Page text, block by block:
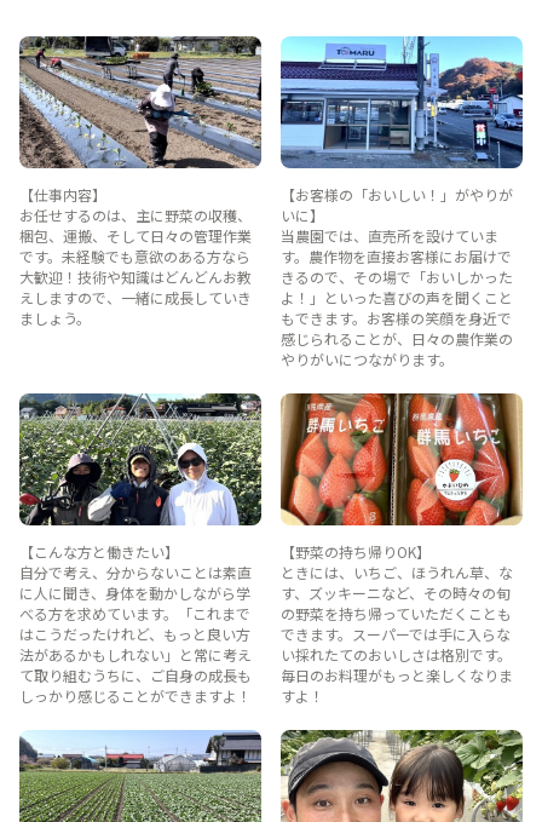
【仕事内容】
お任せするのは、主に野菜の収穫、
梱包、運搬、そして日々の管理作業
です。未経験でも意欲のある方なら
大歓迎！技術や知識はどんどんお教
えしますので、一緒に成長していき
ましょう。
【お客様の「おいしい！」がやりが
いに】
当農園では、直売所を設けていま
す。農作物を直接お客様にお届けで
きるので、その場で「おいしかった
よ！」といった喜びの声を聞くこと
もできます。お客様の笑顔を身近で
感じられることが、日々の農作業の
やりがいにつながります。
【こんな方と働きたい】
自分で考え、分からないことは素直
に人に聞き、身体を動かしながら学
べる方を求めています。「これまで
はこうだったけれど、もっと良い方
法があるかもしれない」と常に考え
て取り組むうちに、ご自身の成長も
しっかり感じることができますよ！
【野菜の持ち帰りOK】
ときには、いちご、ほうれん草、な
す、ズッキーニなど、その時々の旬
の野菜を持ち帰っていただくことも
できます。スーパーでは手に入らな
い採れたてのおいしさは格別です。
毎日のお料理がもっと楽しくなりま
すよ！